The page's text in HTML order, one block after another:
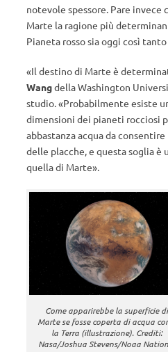
notevole spessore. Pare invece
Marte la ragione più
Pianeta rosso sia oggi così
«Il destino di Marte è
Wangdella Washington
studio. «Probabilmente esiste
dimensioni dei pianeti rocciosi
abbastanza acqua da
delle placche, e questa soglia è
quella di Marte».
Come apparirebbe la superficie di
Marte se fosse coperta di acqua
la Terra (illustrazione). Crediti:
Nasa/Joshua Stevens/Noaa